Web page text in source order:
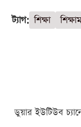
ট্যাগ: শিক্ষা
ডুয়ার ইউটিউব